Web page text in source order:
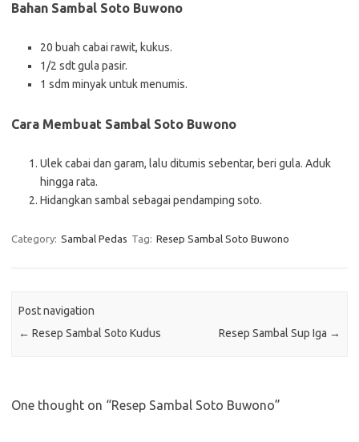
Bahan Sambal Soto Buwono
20 buah cabai rawit, kukus.
1/2 sdt gula pasir.
1 sdm minyak untuk menumis.
Cara Membuat Sambal Soto Buwono
Ulek cabai dan garam, lalu ditumis sebentar, beri gula. Aduk
hingga rata.
Hidangkan sambal sebagai pendamping soto.
Category: Sambal Pedas Tag: Resep Sambal Soto Buwono
Post navigation
← Resep Sambal Soto Kudus Resep Sambal Sup Iga →
One thought on “Resep Sambal Soto Buwono”